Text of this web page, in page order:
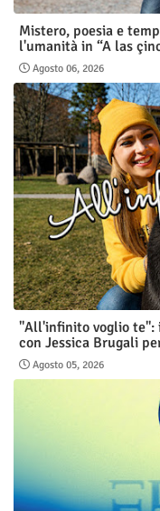
Mistero, poesia e
l'umanità in “A las
Agosto 06, 2026
"All'infinito voglio te":
con Jessica Brugali
Agosto 05, 2026